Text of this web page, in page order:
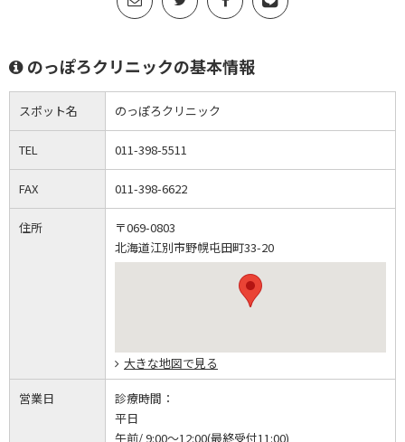
のっぽろクリニックの基本情報
スポット名 のっぽろクリニック
TEL 011-398-5511
FAX 011-398-6622
住所
〒069-0803
北海道江別市野幌屯田町33-20
大きな地図で見る
営業日
診療時間：
平日
午前/ 9:00～12:00(最終受付11:00)